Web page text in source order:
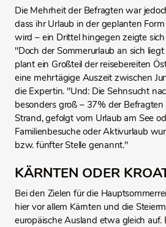
Die Mehrheit der Befragten war
dass ihr Urlaub in der geplanten
wird – ein Drittel hingegen zeigte
"Doch der Sommerurlaub an sich
plant ein Großteil der reisebereiten
eine mehrtägige Auszeit zwischen
die Expertin. "Und: Die Sehnsucht
besonders groß – 37% der
Strand, gefolgt vom Urlaub am See
Familienbesuche oder Aktivurlaub
bzw. fünfter Stelle genannt."
KÄRNTEN ODER
Bei den Zielen für die
hier vor allem Kärnten und die
europäische Ausland etwa gleich auf.